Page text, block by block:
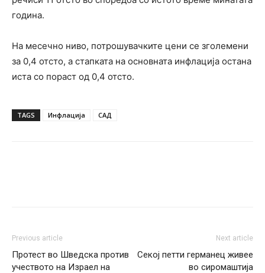
година.
На месечно ниво, потрошувачките цени се зголемени
за 0,4 отсто, а стапката на основната инфлација остана
иста со пораст од 0,4 отсто.
TAGS Инфлација САД
Previous article
Протест во Шведска против
учеството на Израел на
Next article
Секој петти германец живее
во сиромаштија